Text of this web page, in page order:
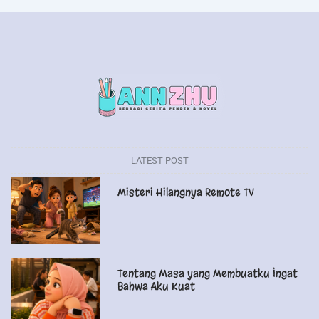
LATEST POST
Misteri Hilangnya Remote TV
Tentang Masa yang Membuatku Ingat
Bahwa Aku Kuat